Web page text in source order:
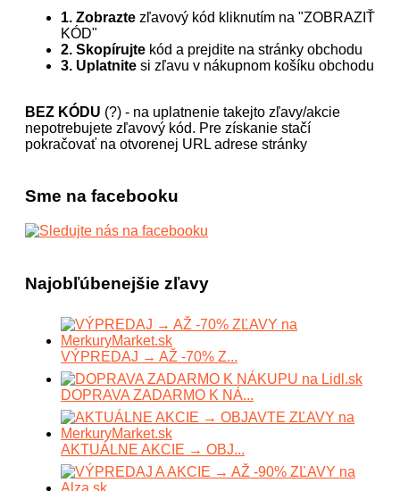
1. Zobrazte zľavový kód kliknutím na "ZOBRAZIŤ
KÓD"
2. Skopírujte kód a prejdite na stránky obchodu
3. Uplatnite si zľavu v nákupnom košíku obchodu
BEZ KÓDU (?) - na uplatnenie takejto zľavy/akcie
nepotrebujete zľavový kód. Pre získanie stačí
pokračovať na otvorenej URL adrese stránky
Sme na facebooku
Najobľúbenejšie zľavy
VÝPREDAJ → AŽ -70% Z...
DOPRAVA ZADARMO K NÁ...
AKTUÁLNE AKCIE → OBJ...